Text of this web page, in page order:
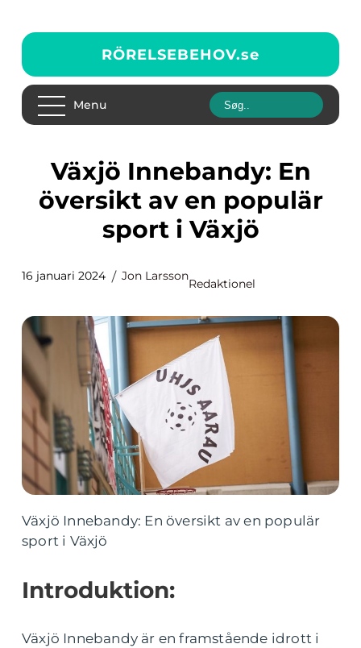
RÖRELSEBEHOV.se
Menu
Växjö Innebandy: En
översikt av en populär
sport i Växjö
16 januari 2024 Jon Larsson
Redaktionel
Växjö Innebandy: En översikt av en populär
sport i Växjö
Introduktion:
Växjö Innebandy är en framstående idrott i